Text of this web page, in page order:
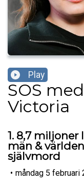
Play
SOS
Victoria
1. 8,7 miljoner
män &
självmord
• måndag 5 februari